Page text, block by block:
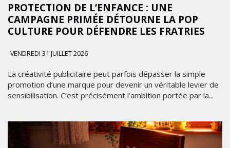
PROTECTION DE L’ENFANCE : UNE
CAMPAGNE PRIMÉE DÉTOURNE LA POP
CULTURE POUR DÉFENDRE LES FRATRIES
VENDREDI 31 JUILLET 2026
La créativité publicitaire peut parfois dépasser la simple
promotion d’une marque pour devenir un véritable levier de
sensibilisation. C’est précisément l’ambition portée par la...